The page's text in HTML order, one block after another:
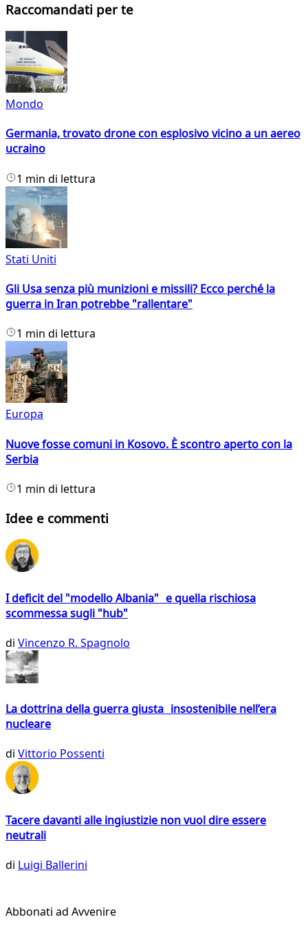
Raccomandati per te
Mondo
Germania, trovato drone con esplosivo vicino a un aereo
ucraino
1 min di lettura
Stati Uniti
Gli Usa senza più munizioni e missili? Ecco perché la
guerra in Iran potrebbe "rallentare"
1 min di lettura
Europa
Nuove fosse comuni in Kosovo. È scontro aperto con la
Serbia
1 min di lettura
Idee e commenti
I deficit del "modello Albania" e quella rischiosa
scommessa sugli "hub"
di Vincenzo R. Spagnolo
La dottrina della guerra giusta insostenibile nell’era
nucleare
di Vittorio Possenti
Tacere davanti alle ingiustizie non vuol dire essere
neutrali
di Luigi Ballerini
Abbonati ad Avvenire